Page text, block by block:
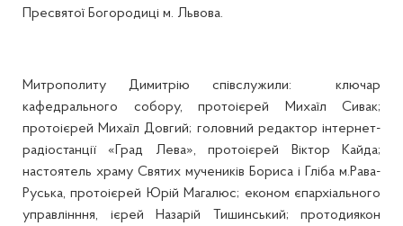
Пресвятої Богородиці м. Львова.
Митрополиту Димитрію співслужили: ключар
кафедрального собору, протоієрей Михаїл Сивак;
протоієрей Михаїл Довгий; головний редактор інтернет-
радіостанції «Град Лева», протоієрей Віктор Кайда;
настоятель храму Святих мучеників Бориса і Гліба м.Рава-
Руська, протоієрей Юрій Магалюс; економ єпархіального
управлінння, ієрей Назарій Тишинський; протодиякон